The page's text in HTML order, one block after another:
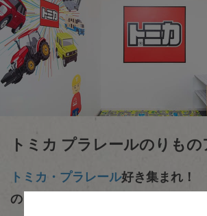
トミカ プラレールのりも
トミカ・プラレール好き集まれ！
のりものの世界を楽しもう。